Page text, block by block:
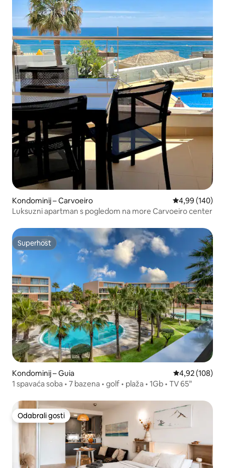
Kondominij – Carvoeiro Prosječna
4,99 (140)
Luksuzni apartman s pogledom na more Carvoeiro center
Superhost
Superhost
Kondominij – Guia Prosječna
4,92 (108)
1 spavaća soba • 7 bazena • golf • plaža • 1Gb • TV 65”
Odabrali gosti
Odabrali gosti